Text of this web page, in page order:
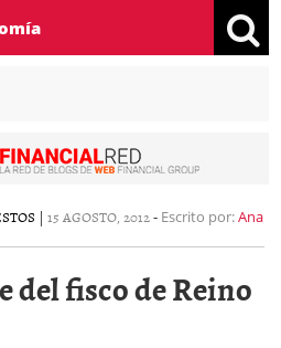
| 15 AGOSTO, 2012- Escrito por:Ana
del fisco de Reino